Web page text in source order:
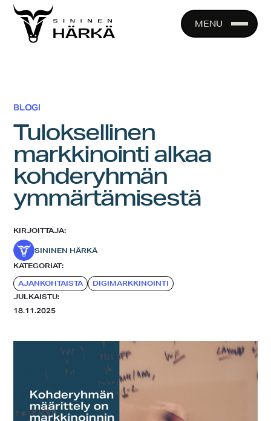
Skip
content
MENU
BLOGI
Tuloksellinen
markkinointi alkaa
kohderyhmän
ymmärtämisestä
KIRJOITTAJA:
SININEN HÄRKÄ
KATEGORIAT:
AJANKOHTAISTA
DIGIMARKKINOINTI
JULKAISTU:
18.11.2025